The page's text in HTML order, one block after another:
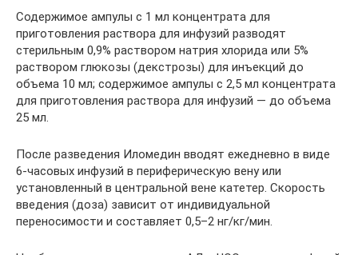
Содержимое ампулы с 1 мл концентрата для
приготовления раствора для инфузий разводят
стерильным 0,9% раствором натрия хлорида или 5%
раствором глюкозы (декстрозы) для инъекций до
объема 10 мл; содержимое ампулы с 2,5 мл концентрата
для приготовления раствора для инфузий — до объема
25 мл.
После разведения Иломедин вводят ежедневно в виде
6-часовых инфузий в периферическую вену или
установленный в центральной вене катетер. Скорость
введения (доза) зависит от индивидуальной
переносимости и составляет 0,5–2 нг/кг/мин.